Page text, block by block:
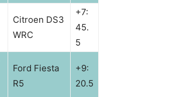
Citroen DS3
WRC
+7:
45.
5
Ford Fiesta
R5
+9:
20.5